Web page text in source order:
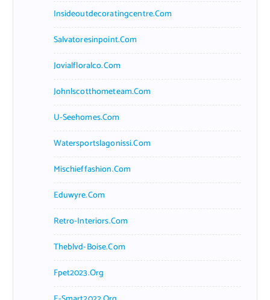
Insideoutdecoratingcentre.com
Salvatoresinpoint.com
Jovialfloralco.com
Johnlscotthometeam.com
U-Seehomes.com
Watersportslagonissi.com
Mischieffashion.com
Eduwyre.com
Retro-Interiors.com
Theblvd-Boise.com
Fpet2023.org